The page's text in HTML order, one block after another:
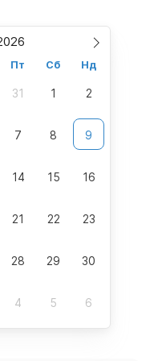
Пт Сб Нд
31 1 2
7 8 9
14 15 16
21 22 23
28 29 30
4 5 6